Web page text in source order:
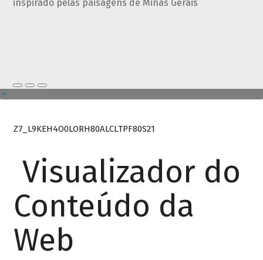
inspirado pelas paisagens de Minas Gerais
Z7_L9KEH4O0LORH80ALCLTPF80S21
Visualizador do
Conteúdo da
Web